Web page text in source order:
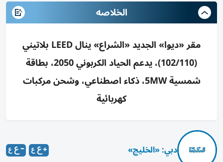
الخلاصه
مقر «ديوا» الجديد «الشراع» ينال LEED بلاتيني
(102/110)، يدعم الحياد الكربوني 2050، بطاقة
شمسية 5MW، ذكاء اصطناعي، وشحن مركبات
كهربائية
دبي: «الخليج»